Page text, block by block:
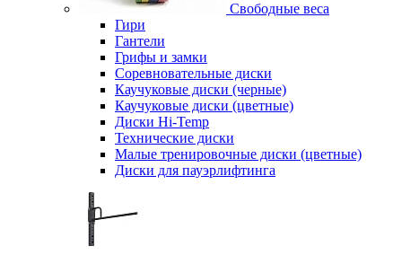
Свободные веса
Гири
Гантели
Грифы и замки
Соревновательные диски
Каучуковые диски (черные)
Каучуковые диски (цветные)
Диски Hi-Temp
Технические диски
Малые тренировочные диски (цветные)
Диски для пауэрлифтинга